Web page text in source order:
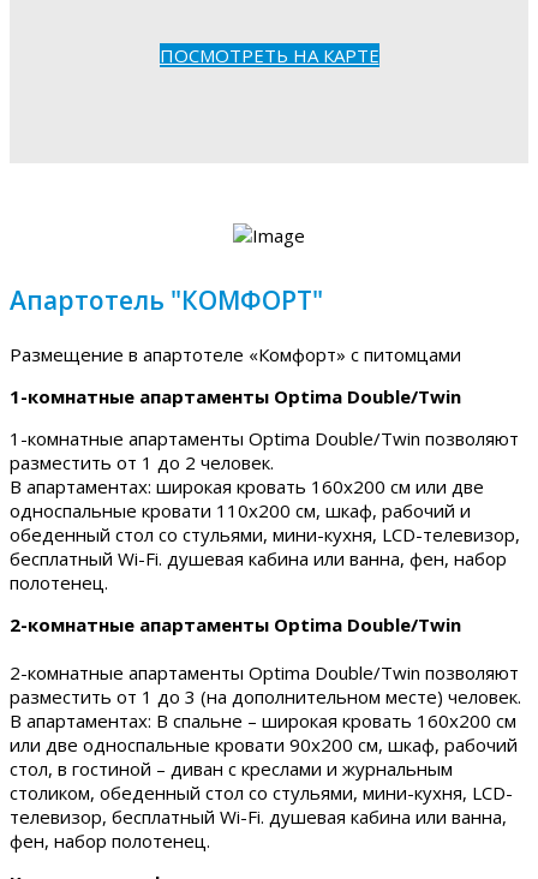
ПОСМОТРЕТЬ НА КАРТЕ
Апартотель "КОМФОРТ"
Размещение в апартотеле «Комфорт» с питомцами
1-комнатные апартаменты Optima Double/Twin
1-комнатные апартаменты Optima Double/Twin позволяют
разместить от 1 до 2 человек.
В апартаментах: широкая кровать 160х200 см или две
односпальные кровати 110х200 см, шкаф, рабочий и
обеденный стол со стульями, мини-кухня, LCD-телевизор,
бесплатный Wi-Fi. душевая кабина или ванна, фен, набор
полотенец.
2-комнатные апартаменты Optima Double/Twin
2-комнатные апартаменты Optima Double/Twin позволяют
разместить от 1 до 3 (на дополнительном месте) человек.
В апартаментах: В спальне – широкая кровать 160х200 см
или две односпальные кровати 90х200 см, шкаф, рабочий
стол, в гостиной – диван с креслами и журнальным
столиком, обеденный стол со стульями, мини-кухня, LCD-
телевизор, бесплатный Wi-Fi. душевая кабина или ванна,
фен, набор полотенец.